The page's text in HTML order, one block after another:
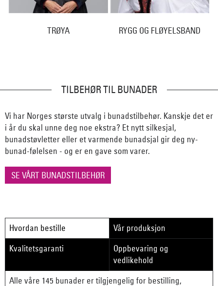
TRØYA RYGG OG FLØYELSBAND
TILBEHØR TIL BUNADER
Vi har Norges største utvalg i bunadstilbehør. Kanskje det er
i år du skal unne deg noe ekstra? Et nytt silkesjal,
bunadstøvletter eller et varmende bunadsjal gir deg ny-
bunad-følelsen - og er en gave som varer.
SE VÅRT BUNADSTILBEHØR
Hvordan bestille
Vår produksjon
Kvalitetsgaranti
Oppbevaring og
vedlikehold
Alle våre 145 bunader er tilgjengelig for bestilling,